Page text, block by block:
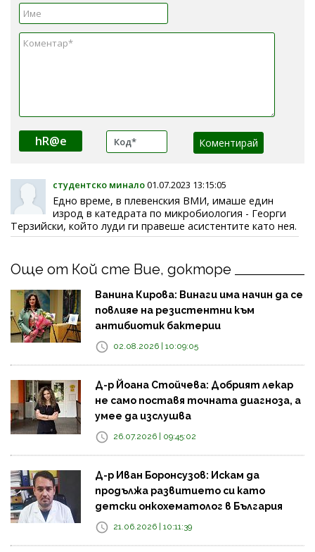
hR@e
студентско минало01.07.2023 13:15:05
Едно време, в плевенския ВМИ, имаше един
изрод в катедрата по микробиология - Георги
Терзийски, който луди ги правеше асистентите като нея.
Още от Кой сте Вие, докторе
Ванина Кирова: Винаги има начин да се
повлияе на резистентни към
антибиотик бактерии
02.08.2026 | 10:09:05
Д-р Йоана Стойчева: Добрият лекар
не само поставя точната диагноза, а
умее да изслушва
26.07.2026 | 09:45:02
Д-р Иван Боронсузов: Искам да
продължа развитието си като
детски онкохематолог в България
21.06.2026 | 10:11:39